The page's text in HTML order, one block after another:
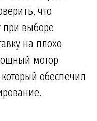
что
выборе
на плохо
мотор
обеспечил